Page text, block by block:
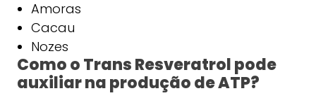
Amoras
Cacau
Nozes
Como o Trans Resveratrol pode
auxiliar na produção de ATP?